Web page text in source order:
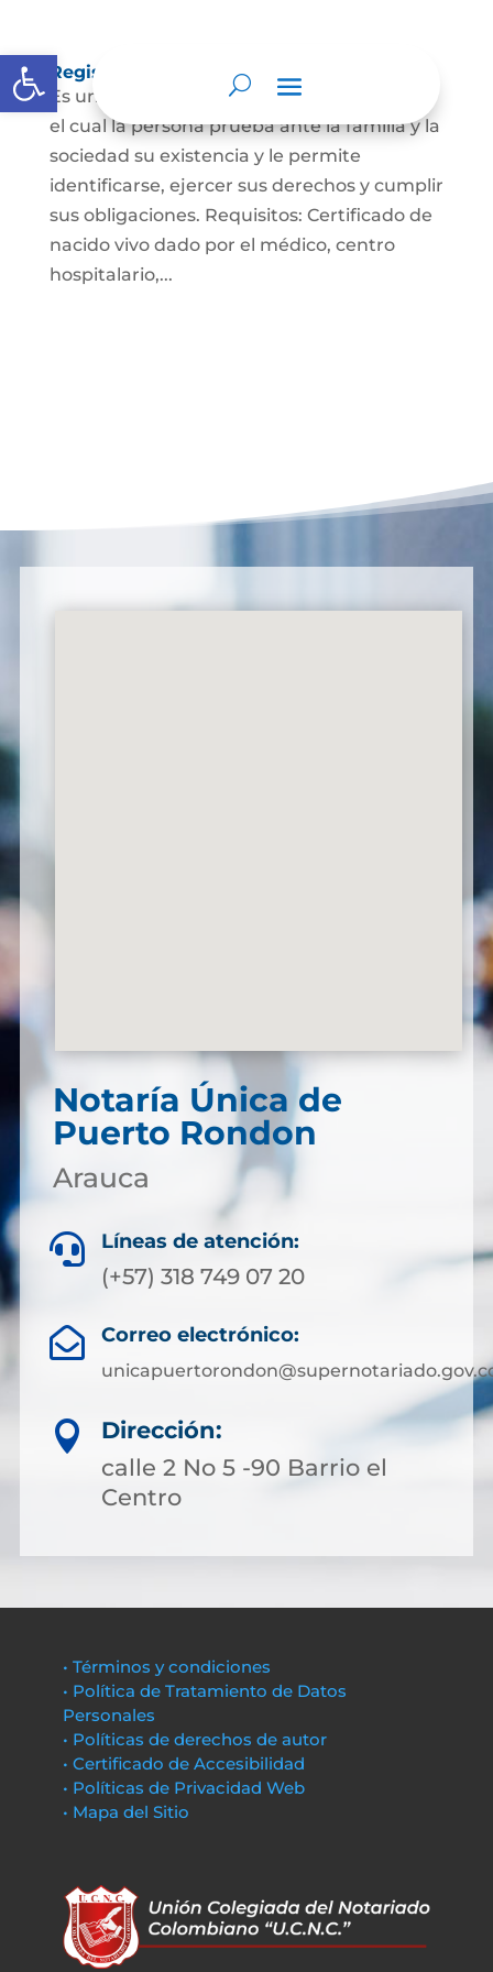
Abrir barra de herramientas
Registro Civil de Nacimiento
Es un documento indispensable mediante
el cual la persona prueba ante la familia y la
sociedad su existencia y le permite
identificarse, ejercer sus derechos y cumplir
sus obligaciones. Requisitos: Certificado de
nacido vivo dado por el médico, centro
hospitalario,...
Notaría Única de
Puerto Rondon
Arauca
 Líneas de atención:
(+57) 318 749 07 20
 Correo electrónico:

Dirección:
calle 2 No 5 -90 Barrio el
Centro
• Términos y condiciones
• Política de Tratamiento de Datos
Personales
• Políticas de derechos de autor
• Certificado de Accesibilidad
• Políticas de Privacidad Web
• Mapa del Sitio